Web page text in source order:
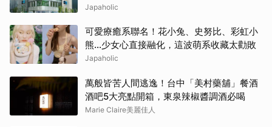
幕！
Japaholic
可愛療癒系聯名！花小兔、史努比、彩虹小
熊…少女心直接融化，這波萌系收藏太勸敗
Japaholic
萬般皆苦人間逃逸！台中「美村藥舖」餐酒
酒吧5大亮點開箱，東泉辣椒醬調酒必喝
Marie Claire美麗佳人